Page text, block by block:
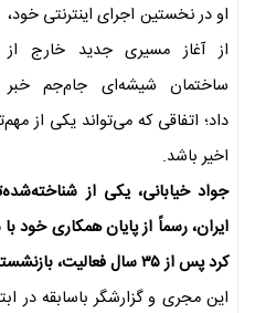
او در نخستین اجرای اینترنتی خود،
از آغاز مسیری جدید خارج از
ساختمان شیشه‌ای جام‌جم خبر
داد؛ اتفاقی که می‌تواند یکی از
اخیر باشد.
جواد خیابانی، یکی از
ایران، رسماً از پایان همکاری خود
کرد پس از ۳۵ سال فعالیت، بازنشسته شده است.
این مجری و گزارشگر باسابقه در